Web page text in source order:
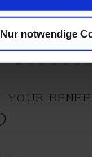
Nur notwendige
YOUR